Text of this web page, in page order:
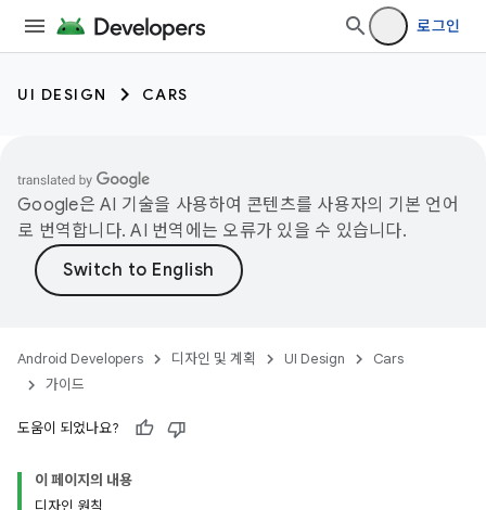
로그인
UI DESIGN CARS
Google은 AI 기술을 사용하여 콘텐츠를 사용자의 기본 언어
로 번역합니다. AI 번역에는 오류가 있을 수 있습니다.
Android Developers 디자인 및 계획 UI Design
Cars
가이드
도움이 되었나요?
이 페이지의 내용
디자인 원칙